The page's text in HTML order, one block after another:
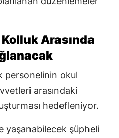
Arasında
personelinin okul
arasındaki
hedefleniyor.
yaşanabilecek şüpheli